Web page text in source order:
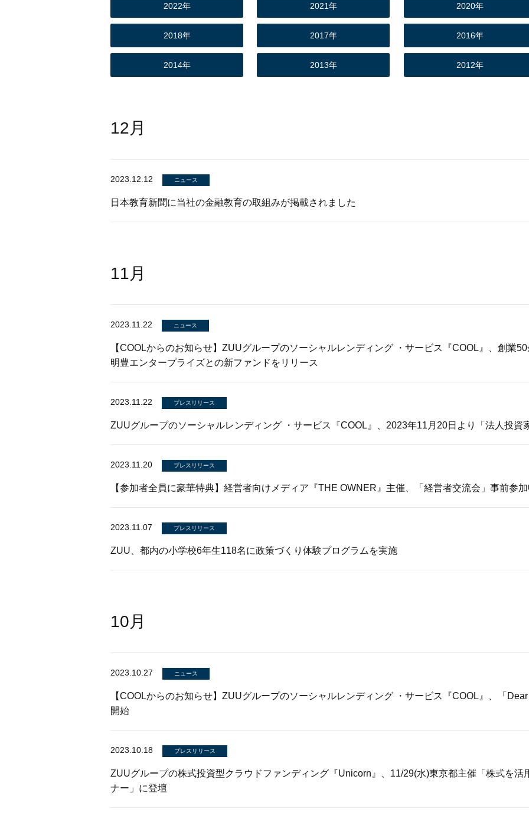
12月
2022年 2021年 2020年
2018年 2017年 2016年
2014年 2013年 2012年
2023.12.12 ニュース
日本教育新聞に当社の金融教育の取組みが掲載されました
11月
2023.11.22 ニュース
【COOLからのお知らせ】ZUUグループのソーシャルレンディング ・サービス『COOL』、創業
明豊エンタープライズとの新ファンドをリリース
2023.11.22 プレスリリース
ZUUグループのソーシャルレンディング ・サービス『COOL』、2023年11月20日より「法人投資
2023.11.20 プレスリリース
【参加者全員に豪華特典】経営者向けメディア『THE OWNER』主催、「経営者交流会」事前参加
2023.11.07 プレスリリース
ZUU、都内の小学校6年生118名に政策づくり体験プログラムを実施
10月
2023.10.27 ニュース
【COOLからのお知らせ】ZUUグループのソーシャルレンディング ・サービス『COOL』、「
開始
2023.10.18 プレスリリース
ZUUグループの株式投資型クラウドファンディング『Unicorn』、11/29(水)東京都主催「株式を活
ナー」に登壇